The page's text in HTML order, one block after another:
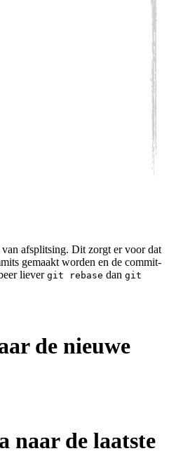
van afsplitsing. Dit zorgt er voor dat
gemaakt worden en de commit-
liever git rebase dan git
de nieuwe
naar de laatste